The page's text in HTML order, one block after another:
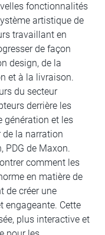
fonctionnalités
artistique de
travaillant en
de façon
design, de la
et à la livraison.
du secteur
derrière les
génération et les
de la narration
PDG de Maxon.
comment les
en matière de
de créer une
engageante. Cette
plus interactive et